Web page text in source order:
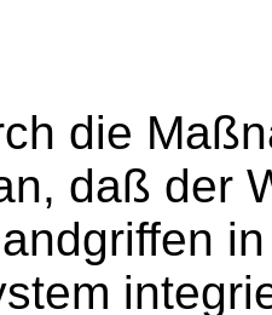
die
daß der